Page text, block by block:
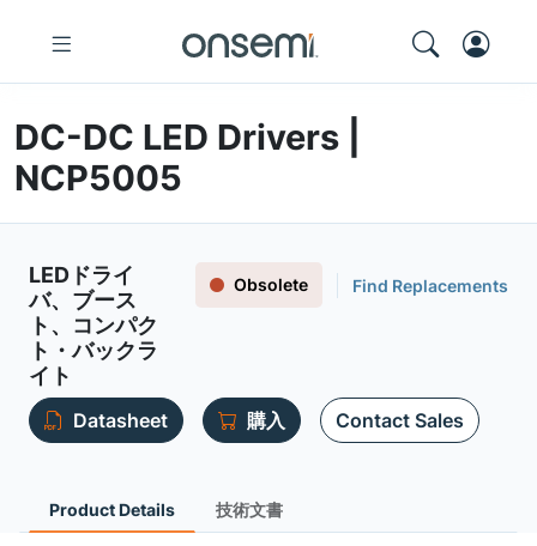
DC-DC LED Drivers |
NCP5005
LEDドライ
バ、ブース
ト、コンパク
ト・バックラ
イト
Obsolete Find Replacements
Datasheet 購入 Contact Sales
Product Details 技術文書